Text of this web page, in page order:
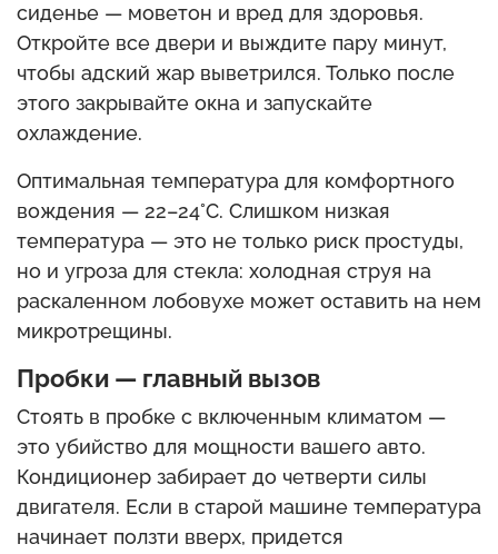
сиденье — моветон и вред для здоровья.
Откройте все двери и выждите пару минут,
чтобы адский жар выветрился. Только после
этого закрывайте окна и запускайте
охлаждение.
Оптимальная температура для комфортного
вождения — 22–24°C. Слишком низкая
температура — это не только риск простуды,
но и угроза для стекла: холодная струя на
раскаленном лобовухе может оставить на нем
микротрещины.
Пробки — главный вызов
Стоять в пробке с включенным климатом —
это убийство для мощности вашего авто.
Кондиционер забирает до четверти силы
двигателя. Если в старой машине температура
начинает ползти вверх, придется